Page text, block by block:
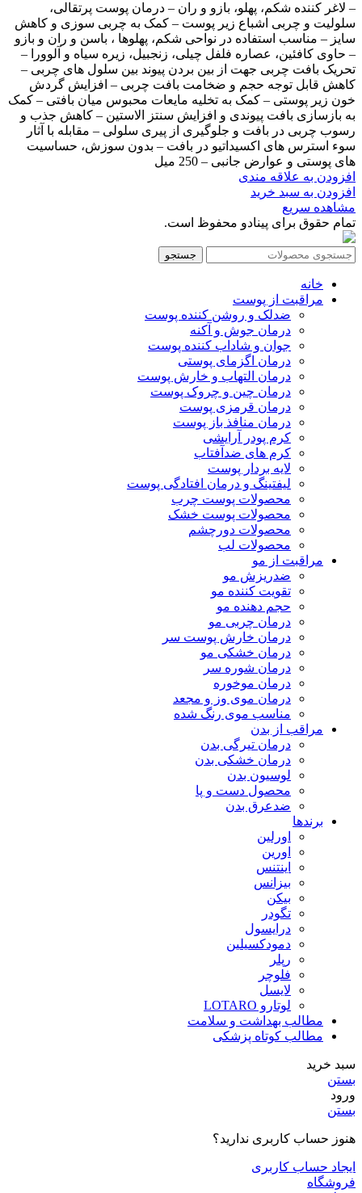
– لاغر کننده شکم، پهلو، بازو و ران – درمان پوست پرتقالی،
سلولیت و چربی اشباع زیر پوست – کمک به چربی سوزی و کاهش
سایز – مناسب استفاده در نواحی شکم، پهلوها ، باسن و ران و بازو
– حاوی کافئین، عصاره فلفل چیلی، زنجبیل، زیره سیاه و آلوورا –
تحریک بافت چربی جهت از بین بردن پیوند بین سلول های چربی –
کاهش قابل توجه حجم و ضخامت بافت چربی – افزایش گردش
خون زیر پوستی – کمک به تخلیه مایعات محبوس میان بافتی – کمک
به بازسازی بافت پیوندی و افزایش سنتز الاستین – کاهش جذب و
رسوب چربی در بافت و جلوگیری از پیری سلولی – مقابله با آثار
سوء استرس های اکسیداتیو در بافت – بدون سوزش، حساسیت
های پوستی و عوارض جانبی – 250 میل
افزودن به علاقه مندی
افزودن به سبد خرید
مشاهده سریع
تمام حقوق برای پینادو محفوظ است.
جستجو
خانه
مراقبت از پوست
ضدلک و روشن کننده پوست
درمان جوش و آکنه
جوان و شاداب کننده پوست
درمان اگزمای پوستی
درمان التهاب و خارش پوست
درمان چین و چروک پوست
درمان قرمزی پوست
درمان منافذ باز پوست
کرم پودر آرایشی
کرم های ضدآفتاب
لایه بردار پوست
لیفتینگ و درمان افتادگی پوست
محصولات پوست چرب
محصولات پوست خشک
محصولات دورچشم
محصولات لب
مراقبت از مو
ضدریزش مو
تقویت کننده مو
حجم دهنده مو
درمان چربی مو
درمان خارش پوست سر
درمان خشکی مو
درمان شوره سر
درمان موخوره
درمان موی وز و مجعد
مناسب موی رنگ شده
مراقب از بدن
درمان تیرگی بدن
درمان خشکی بدن
لوسیون بدن
محصول دست و پا
ضدعرق بدن
برندها
اورلین
اورین
اینتنس
بیزانس
بیکن
تگودر
درایسول
دمودکسیلین
رپلر
فلوچر
لایسل
لوتارو LOTARO
مطالب بهداشت و سلامت
مطالب کوتاه پزشکی
سبد خرید
بستن
ورود
بستن
هنوز حساب کاربری ندارید؟
ایجاد حساب کاربری
فروشگاه